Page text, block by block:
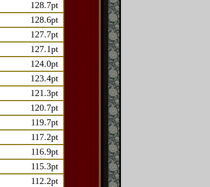
128.7pt
128.6pt
127.7pt
127.1pt
124.0pt
123.4pt
121.3pt
120.7pt
119.7pt
117.2pt
116.9pt
115.3pt
112.2pt